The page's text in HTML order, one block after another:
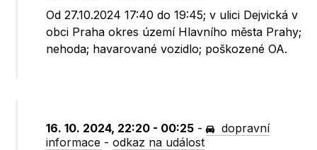
Od 27.10.2024 17:40 do 19:45; v ulici Dejvická v
obci Praha okres území Hlavního města Prahy;
nehoda; havarované vozidlo; poškozené OA.
16. 10. 2024, 22:20 - 00:25 -
dopravní
informace -odkaz na událost